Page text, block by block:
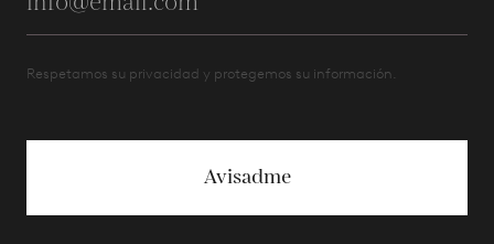
Respetamos su privacidad y protegemos su información.
Avisadme